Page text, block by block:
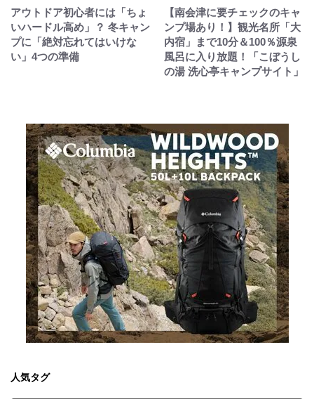
アウトドア初心者には「ちょ
いハードル高め」？ 冬キャン
プに「絶対忘れてはいけな
い」4つの準備
【南会津に要チェックのキャ
ンプ場あり！】観光名所「大
内宿」まで10分＆100％源泉
風呂に入り放題！「こぼうし
の湯 洗心亭キャンプサイト」
人気タグ